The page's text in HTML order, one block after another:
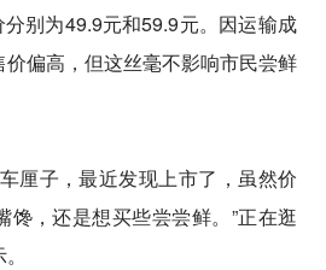
别为49.9元和59.9元。因运输成
偏高，但这丝毫不影响市民尝鲜
子，最近发现上市了，虽然价
馋，还是想买些尝尝鲜。”正在逛